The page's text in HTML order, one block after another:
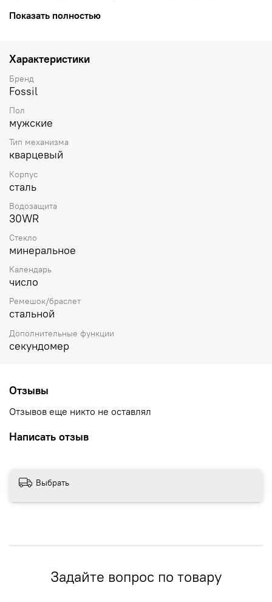
секундомером. Циферблат выполнен по технологии
Sunray (солнечные лучи). Браслет с
Показать полностью
Характеристики
Бренд
Fossil
Пол
мужские
Тип механизма
кварцевый
Корпус
сталь
Водозащита
30WR
Стекло
минеральное
Календарь
число
Ремешок/браслет
стальной
Дополнительные функции
секундомер
Отзывы
Отзывов еще никто не оставлял
Написать отзыв
Выбрать
Задайте вопрос по товару